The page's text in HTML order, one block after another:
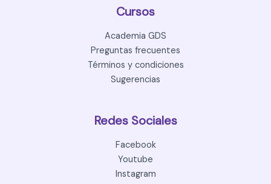
Cursos
Academia GDS
Preguntas frecuentes
Términos y condiciones
Sugerencias
Redes Sociales
Facebook
Youtube
Instagram